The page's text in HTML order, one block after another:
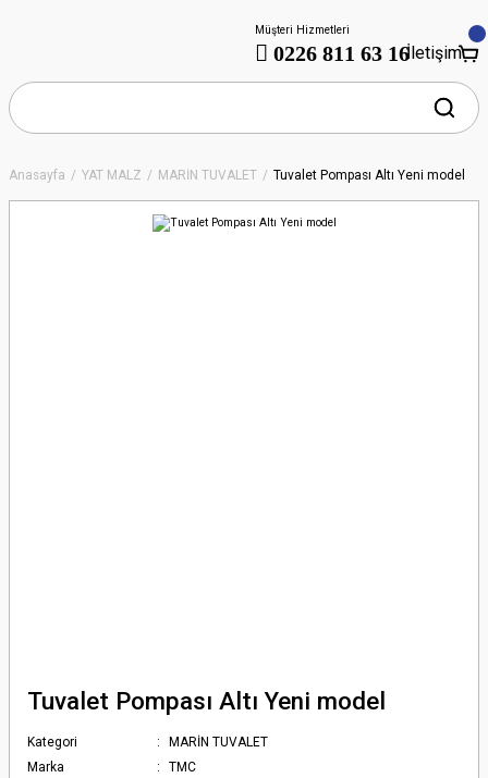
Müşteri Hizmetleri
0226 811 63 16İletişim
Anasayfa YAT MALZ MARİN TUVALET Tuvalet Pompası Altı Yeni model
Tuvalet Pompası Altı Yeni model
Kategori
MARİN TUVALET
Marka
TMC